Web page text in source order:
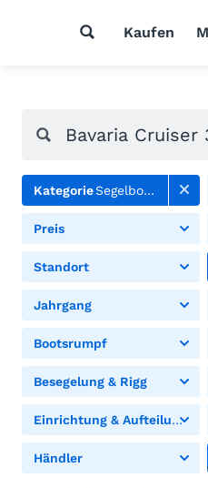
Kaufen
KategorieSegelboote
Preis
Standort
Jahrgang
Bootsrumpf
Besegelung & Rigg
Einrichtung & Aufteilung
Händler